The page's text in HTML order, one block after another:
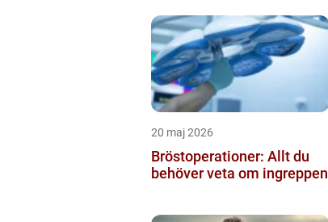
20 maj 2026
Bröstoperationer: Allt du
behöver veta om ingreppen